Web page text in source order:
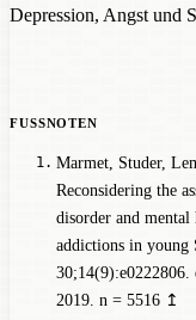
Depression, Angst und
Marmet, Studer,
Reconsidering the
disorder and
addictions in young
2019. n = 5516 ↥